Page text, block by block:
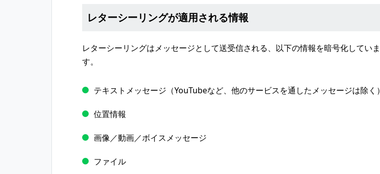
レターシーリングが適用される情報
レターシーリングはメッセージとして送受信される、以下の情報を暗号化していま
す。
テキストメッセージ（YouTubeなど、他のサービスを通したメッセージは除く）
位置情報
画像／動画／ボイスメッセージ
ファイル